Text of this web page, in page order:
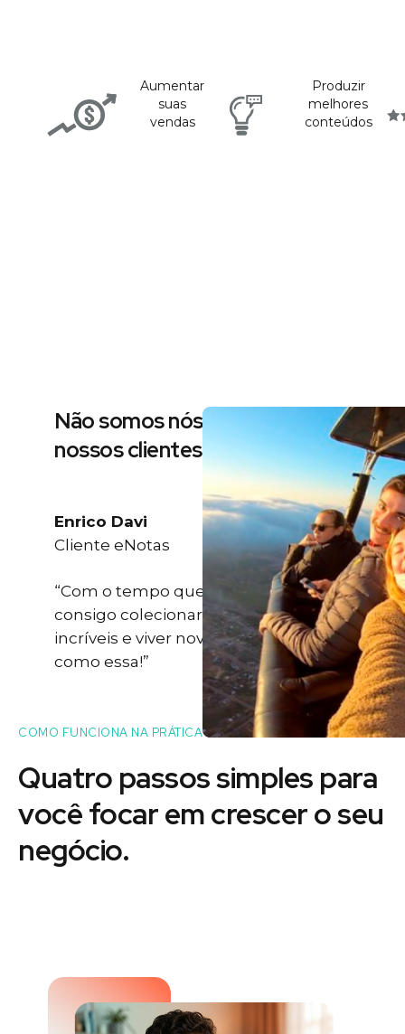
Aumentar
suas
vendas
Produzir
melhores
conteúdos
Não somos nós dizendo, são
nossos clientes
Enrico Davi
Cliente eNotas
“Com o tempo que eu ganho eu
consigo colecionar momentos
incríveis e viver novas experiências
como essa!”
COMO FUNCIONA NA PRÁTICA
Quatro passos simples para
vocêfocarem crescer o seu
negócio.